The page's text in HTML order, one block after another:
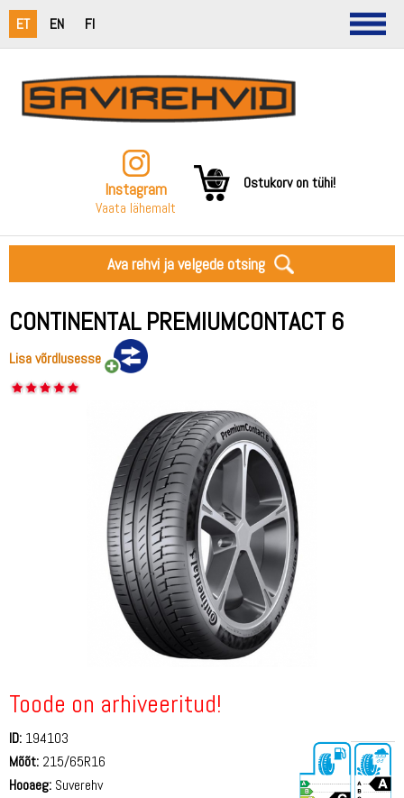
ET EN FI
Instagram
Vaata lähemalt
Ostukorv on tühi!
Ava rehvi ja velgede otsing
CONTINENTAL PREMIUMCONTACT 6
Lisa võrdlusesse
Toode on arhiveeritud!
ID: 194103
Mõõt: 215/65R16
Hooaeg: Suverehv